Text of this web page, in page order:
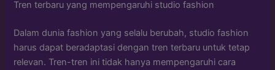
Tren terbaru yang mempengaruhi studio fashion
Dalam dunia fashion yang selalu berubah, studio fashion
harus dapat beradaptasi dengan tren terbaru untuk tetap
relevan. Tren-tren ini tidak hanya mempengaruhi cara